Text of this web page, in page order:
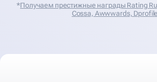
*Получаем престижные награды Rating
Cossa, Аwwwards, Dprofile